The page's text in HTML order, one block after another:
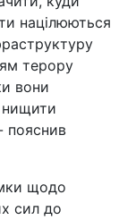
націлюються
терору
вони
нищити
пояснив
щодо
сил до